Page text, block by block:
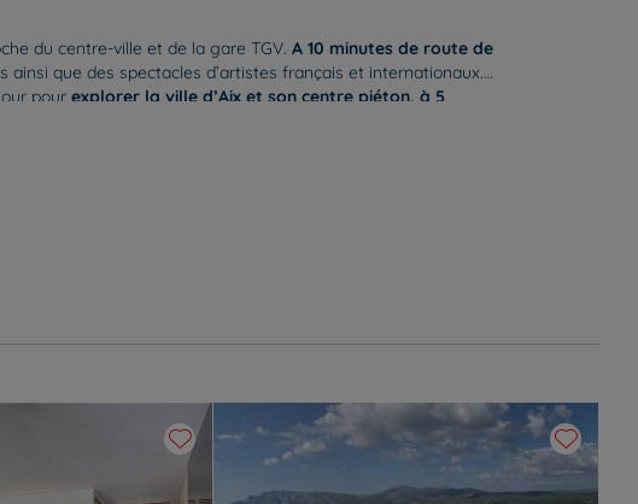
du centre-ville et de la gare TGV. A 10 minutes de route de
que des spectacles d’artistes français et internationaux.
pour explorer la ville d’Aix et son centre piéton, à 5